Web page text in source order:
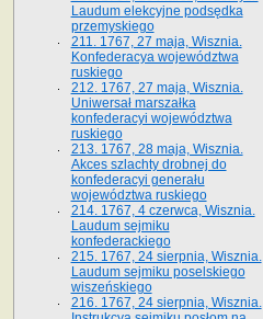
Laudum elekcyjne podsędka
przemyskiego
211. 1767, 27 maja, Wisznia.
Konfederacya województwa
ruskiego
212. 1767, 27 maja, Wisznia.
Uniwersał marszałka
konfederacyi województwa
ruskiego
213. 1767, 28 maja, Wisznia.
Akces szlachty drobnej do
konfederacyi generału
województwa ruskiego
214. 1767, 4 czerwca, Wisznia.
Laudum sejmiku
konfederackiego
215. 1767, 24 sierpnia, Wisznia.
Laudum sejmiku poselskiego
wiszeńskiego
216. 1767, 24 sierpnia, Wisznia.